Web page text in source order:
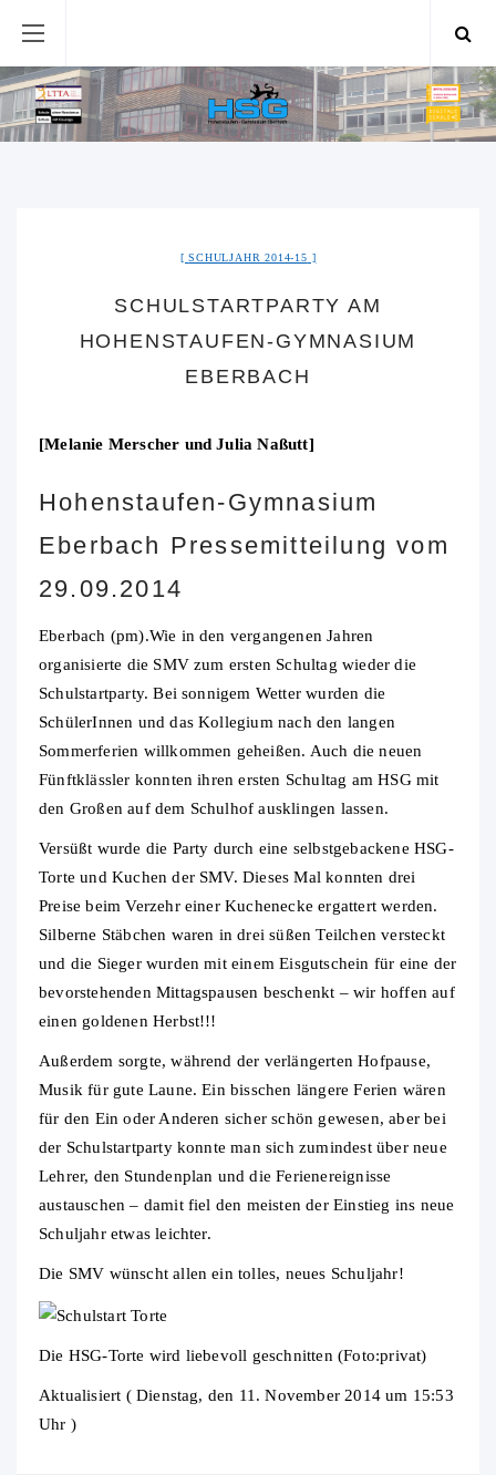
SCHULJAHR 2014-15
SCHULSTARTPARTY AM
HOHENSTAUFEN-GYMNASIUM
EBERBACH
[Melanie Merscher und Julia Naßutt]
Hohenstaufen-Gymnasium
Eberbach Pressemitteilung vom
29.09.2014
Eberbach (pm).Wie in den vergangenen Jahren
organisierte die SMV zum ersten Schultag wieder die
Schulstartparty. Bei sonnigem Wetter wurden die
SchülerInnen und das Kollegium nach den langen
Sommerferien willkommen geheißen. Auch die neuen
Fünftklässler konnten ihren ersten Schultag am HSG mit
den Großen auf dem Schulhof ausklingen lassen.
Versüßt wurde die Party durch eine selbstgebackene HSG-
Torte und Kuchen der SMV. Dieses Mal konnten drei
Preise beim Verzehr einer Kuchenecke ergattert werden.
Silberne Stäbchen waren in drei süßen Teilchen versteckt
und die Sieger wurden mit einem Eisgutschein für eine der
bevorstehenden Mittagspausen beschenkt – wir hoffen auf
einen goldenen Herbst!!!
Außerdem sorgte, während der verlängerten Hofpause,
Musik für gute Laune. Ein bisschen längere Ferien wären
für den Ein oder Anderen sicher schön gewesen, aber bei
der Schulstartparty konnte man sich zumindest über neue
Lehrer, den Stundenplan und die Ferienereignisse
austauschen – damit fiel den meisten der Einstieg ins neue
Schuljahr etwas leichter.
Die SMV wünscht allen ein tolles, neues Schuljahr!
Die HSG-Torte wird liebevoll geschnitten (Foto:privat)
Aktualisiert ( Dienstag, den 11. November 2014 um 15:53
Uhr )